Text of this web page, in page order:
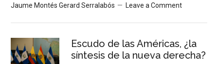
Jaume Montés Gerard Serralabós Leave a Comment
Escudo de las Américas, ¿la
síntesis de la nueva derecha?